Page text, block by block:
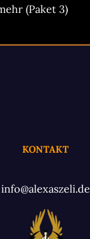
(Paket 3)
KONTAKT
info@alexaszeli.de